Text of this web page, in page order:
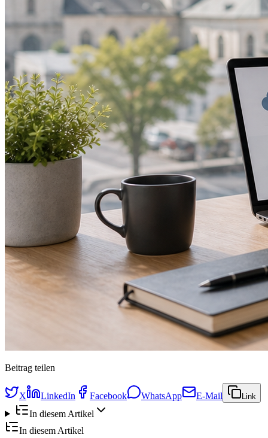
Beitrag teilen
X LinkedIn Facebook WhatsApp E-Mail Link
In diesem Artikel
In diesem Artikel